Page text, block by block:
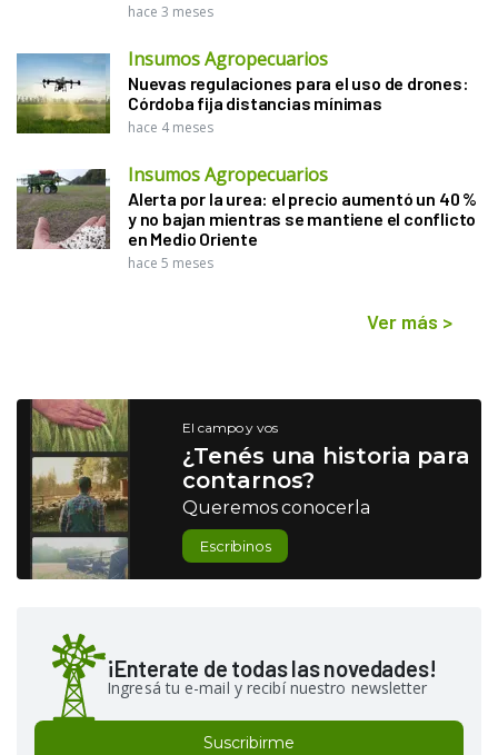
hace 3 meses
Insumos Agropecuarios
Nuevas regulaciones para el uso de drones:
Córdoba fija distancias mínimas
hace 4 meses
Insumos Agropecuarios
Alerta por la urea: el precio aumentó un 40 %
y no bajan mientras se mantiene el conflicto
en Medio Oriente
hace 5 meses
Ver más >
El campo y vos
¿Tenés una historia para
contarnos?
Queremos conocerla
Escribinos
¡Enterate de todas las novedades!
Ingresá tu e-mail y recibí nuestro newsletter
Suscribirme